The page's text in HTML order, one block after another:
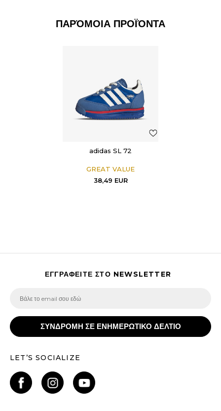
ΠΑΡΌΜΟΙΑ ΠΡΟΪΌΝΤΑ
adidas SL 72
GREAT VALUE
38,49 EUR
ΕΓΓΡΑΦΕΙΤΕ ΣΤΟ NEWSLETTER
ΣΥΝΔΡΟΜΗ ΣΕ ΕΝΗΜΕΡΩΤΙΚΟ ΔΕΛΤΙΟ
LET’S SOCIALIZE